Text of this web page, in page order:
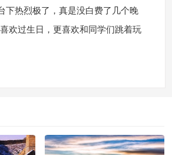
下热烈极了，真是没白费了几个晚
欢过生日，更喜欢和同学们跳着玩